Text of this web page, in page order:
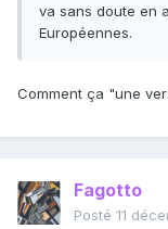
va sans doute en
Européennes.
Comment ça "une
Fagotto
Posté 11